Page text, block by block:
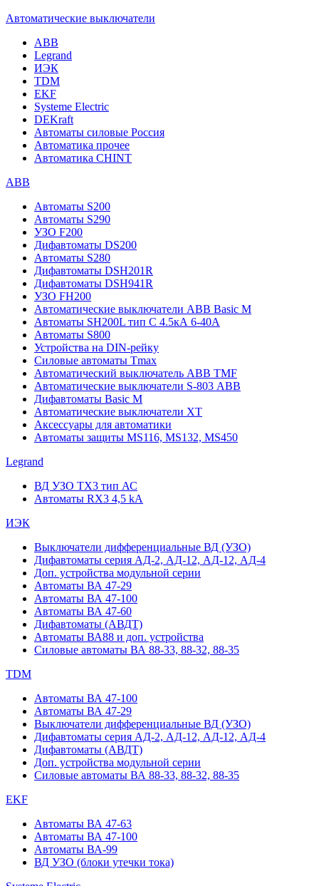
Автоматические выключатели
ABB
Legrand
ИЭК
TDM
EKF
Systeme Electric
DEKraft
Автоматы силовые Россия
Автоматика прочее
Автоматика CHINT
ABB
Автоматы S200
Автоматы S290
УЗО F200
Дифавтоматы DS200
Автоматы S280
Дифавтоматы DSH201R
Дифавтоматы DSH941R
УЗО FH200
Автоматические выключатели ABB Basic M
Автоматы SH200L тип С 4.5кА 6-40А
Автоматы S800
Устройства на DIN-рейку
Силовые автоматы Tmax
Автоматический выключатель ABB TMF
Автоматические выключатели S-803 АВВ
Дифавтоматы Basic M
Автоматические выключатели XT
Аксессуары для автоматики
Автоматы защиты MS116, MS132, MS450
Legrand
ВД УЗО TX3 тип АС
Автоматы RX3 4,5 kA
ИЭК
Выключатели дифференциальные ВД (УЗО)
Дифавтоматы серия АД-2, АД-12, АД-12, АД-4
Доп. устройства модульной серии
Автоматы ВА 47-29
Автоматы ВА 47-100
Автоматы ВА 47-60
Дифавтоматы (АВДТ)
Автоматы ВА88 и доп. устройства
Силовые автоматы ВА 88-33, 88-32, 88-35
TDM
Автоматы ВА 47-100
Автоматы ВА 47-29
Выключатели дифференциальные ВД (УЗО)
Дифавтоматы серия АД-2, АД-12, АД-12, АД-4
Дифавтоматы (АВДТ)
Доп. устройства модульной серии
Силовые автоматы ВА 88-33, 88-32, 88-35
EKF
Автоматы ВА 47-63
Автоматы ВА 47-100
Автоматы ВА-99
ВД УЗО (блоки утечки тока)